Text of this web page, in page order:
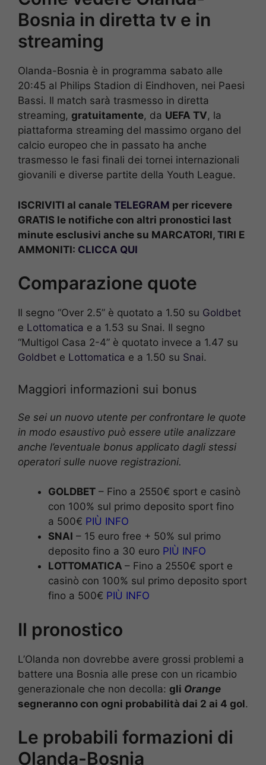
Bosnia in diretta tv e in
streaming
Olanda-Bosnia è in programma sabato alle
20:45 al Philips Stadion di Eindhoven, nei Paesi
Bassi. Il match sarà trasmesso in diretta
streaming, gratuitamente, da UEFA TV, la
piattaforma streaming del massimo organo del
calcio europeo che in passato ha anche
trasmesso le fasi finali dei tornei internazionali
giovanili e diverse partite della Youth League.
ISCRIVITI al canale TELEGRAM per ricevere
GRATIS le notifiche con altri pronostici last
minute esclusivi anche su MARCATORI, TIRI E
AMMONITI: CLICCA QUI
Comparazione quote
Il segno “Over 2.5” è quotato a 1.50 su Goldbet
e Lottomatica e a 1.53 su Snai. Il segno
“Multigol Casa 2-4” è quotato invece a 1.47 su
Goldbet e Lottomatica e a 1.50 su Snai.
Maggiori informazioni sui bonus
Se sei un nuovo utente per confrontare le quote
in modo esaustivo può essere utile analizzare
anche l’eventuale bonus applicato dagli stessi
operatori sulle nuove registrazioni.
GOLDBET – Fino a 2550€ sport e casinò
con 100% sul primo deposito sport fino
a 500€ PIÙ INFO
SNAI – 15 euro free + 50% sul primo
deposito fino a 30 euro PIÙ INFO
LOTTOMATICA – Fino a 2550€ sport e
casinò con 100% sul primo deposito sport
fino a 500€ PIÙ INFO
Il pronostico
L’Olanda non dovrebbe avere grossi problemi a
battere una Bosnia alle prese con un ricambio
generazionale che non decolla: gli Orange
segneranno con ogni probabilità dai 2 ai 4 gol.
Le probabili formazioni di
Olanda-Bosnia